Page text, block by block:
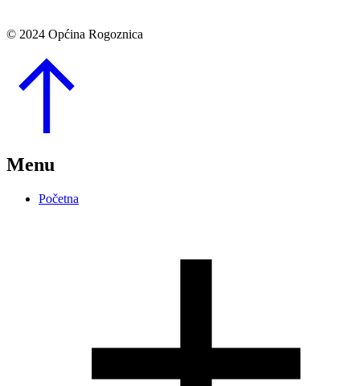
© 2024 Općina Rogoznica
Menu
Početna